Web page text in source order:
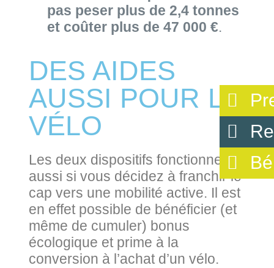
pas peser plus de 2,4 tonnes
et coûter plus de 47 000 €.
DES AIDES
AUSSI POUR LE
VÉLO
Les deux dispositifs fonctionnent
aussi si vous décidez à franchir le
cap vers une mobilité active. Il est
en effet possible de bénéficier (et
même de cumuler) bonus
écologique et prime à la
conversion à l’achat d’un vélo.